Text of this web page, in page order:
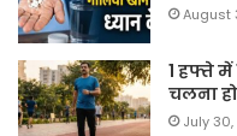
August
1 हफ्ते
चलना
July